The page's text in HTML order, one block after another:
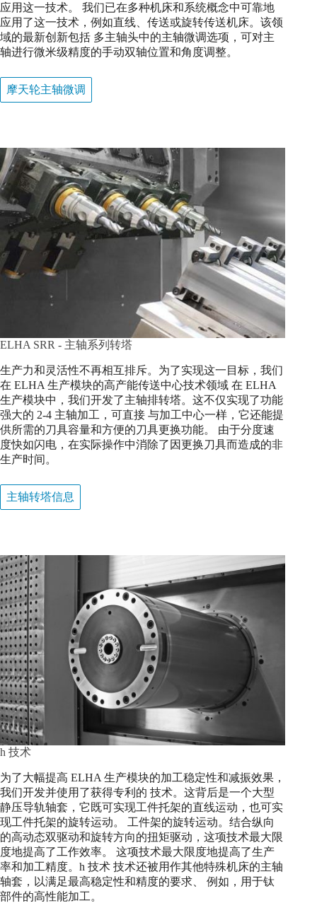
应用这一技术。 我们已在多种机床和系统概念中可靠地
应用了这一技术，例如直线、传送或旋转传送机床。该领
域的最新创新包括 多主轴头中的主轴微调选项，可对主
轴进行微米级精度的手动双轴位置和角度调整。
摩天轮主轴微调
ELHA SRR - 主轴系列转塔
生产力和灵活性不再相互排斥。为了实现这一目标，我们
在 ELHA 生产模块的高产能传送中心技术领域 在 ELHA
生产模块中，我们开发了主轴排转塔。这不仅实现了功能
强大的 2-4 主轴加工，可直接 与加工中心一样，它还能提
供所需的刀具容量和方便的刀具更换功能。 由于分度速
度快如闪电，在实际操作中消除了因更换刀具而造成的非
生产时间。
主轴转塔信息
h 技术
为了大幅提高 ELHA 生产模块的加工稳定性和减振效果，
我们开发并使用了获得专利的 技术。这背后是一个大型
静压导轨轴套，它既可实现工件托架的直线运动，也可实
现工件托架的旋转运动。 工件架的旋转运动。结合纵向
的高动态双驱动和旋转方向的扭矩驱动，这项技术最大限
度地提高了工作效率。 这项技术最大限度地提高了生产
率和加工精度。h 技术 技术还被用作其他特殊机床的主轴
轴套，以满足最高稳定性和精度的要求、 例如，用于钛
部件的高性能加工。